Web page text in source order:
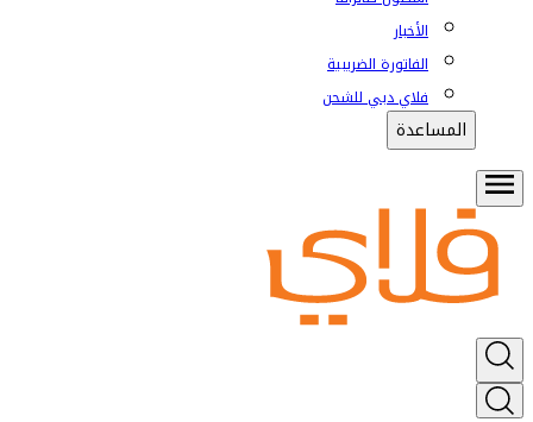
الأخبار
الفاتورة الضريبية
فلاي دبي للشحن
المساعدة